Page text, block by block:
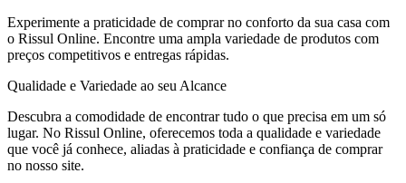
Experimente a praticidade de comprar no conforto da sua casa com
o Rissul Online. Encontre uma ampla variedade de produtos com
preços competitivos e entregas rápidas.
Qualidade e Variedade ao seu Alcance
Descubra a comodidade de encontrar tudo o que precisa em um só
lugar. No Rissul Online, oferecemos toda a qualidade e variedade
que você já conhece, aliadas à praticidade e confiança de comprar
no nosso site.